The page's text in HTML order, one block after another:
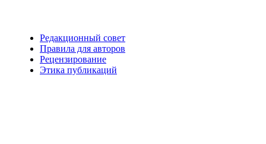
Редакционный совет
Правила для авторов
Рецензирование
Этика публикаций